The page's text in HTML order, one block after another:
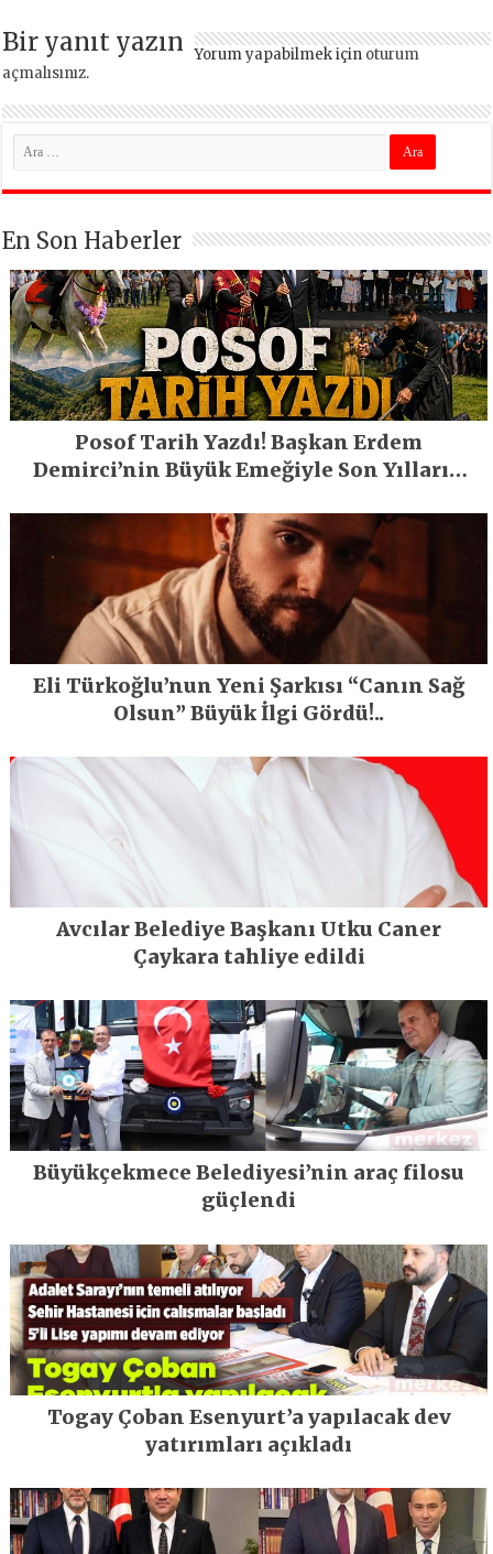
Bir yanıt yazın Yorum yapabilmek için oturum
açmalısınız.
En Son Haberler
Posof Tarih Yazdı! Başkan Erdem
Demirci’nin Büyük Emeğiyle Son Yılların
Eli Türkoğlu’nun Yeni Şarkısı “Canın Sağ
Olsun” Büyük İlgi Gördü!..
Avcılar Belediye Başkanı Utku Caner
Çaykara tahliye edildi
Büyükçekmece Belediyesi’nin araç filosu
güçlendi
Togay Çoban Esenyurt’a yapılacak dev
yatırımları açıkladı